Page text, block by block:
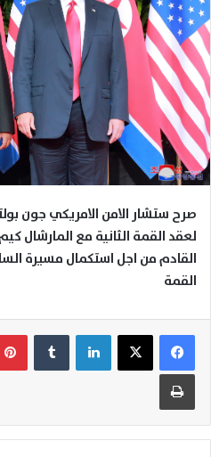
صرح ستشار الامن الامريكي جون
لعقد القمة الثانية مع المارشال
القادم من اجل استكمال مسيرة
القمة
لينكدإن
طباعة